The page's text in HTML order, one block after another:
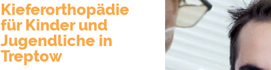
Kieferorthopädie
für Kinder und
Jugendliche in
Treptow